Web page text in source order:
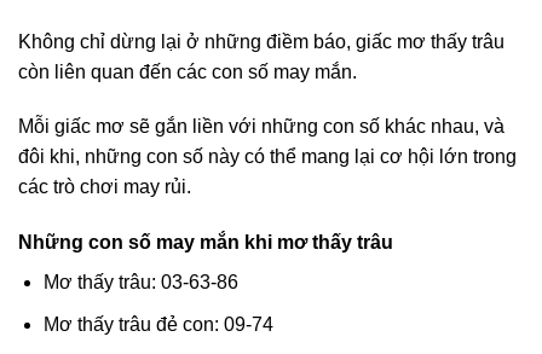
Không chỉ dừng lại ở những điềm báo, giấc mơ thấy trâu
còn liên quan đến các con số may mắn.
Mỗi giấc mơ sẽ gắn liền với những con số khác nhau, và
đôi khi, những con số này có thể mang lại cơ hội lớn trong
các trò chơi may rủi.
Những con số may mắn khi mơ thấy trâu
Mơ thấy trâu: 03-63-86
Mơ thấy trâu đẻ con: 09-74